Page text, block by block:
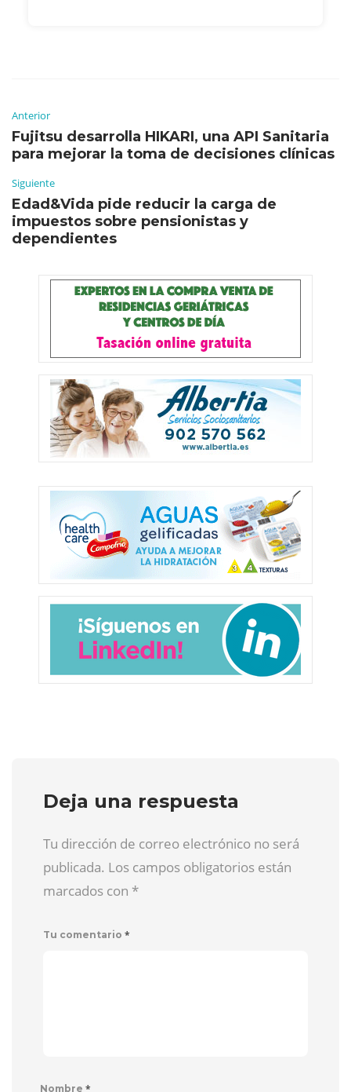
Anterior
Fujitsu desarrolla HIKARI, una API Sanitaria
para mejorar la toma de decisiones clínicas
Siguiente
Edad&Vida pide reducir la carga de
impuestos sobre pensionistas y
dependientes
Deja una respuesta
Tu dirección de correo electrónico no será
publicada. Los campos obligatorios están
marcados con *
Tu comentario *
Nombre *